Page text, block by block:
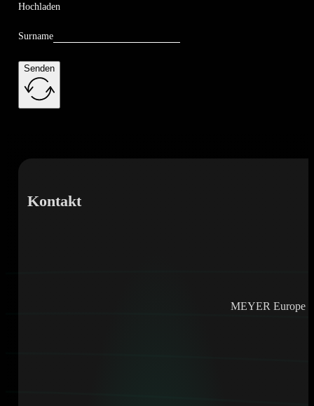
Hochladen
Surname
Senden
Kontakt
MEYER Europe